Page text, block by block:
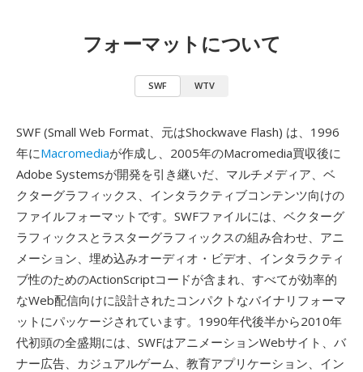
フォーマットについて
SWF WTV
SWF (Small Web Format、元はShockwave Flash) は、1996
年にMacromediaが作成し、2005年のMacromedia買収後に
Adobe Systemsが開発を引き継いだ、マルチメディア、ベ
クターグラフィックス、インタラクティブコンテンツ向けの
ファイルフォーマットです。SWFファイルには、ベクターグ
ラフィックスとラスターグラフィックスの組み合わせ、アニ
メーション、埋め込みオーディオ・ビデオ、インタラクティ
ブ性のためのActionScriptコードが含まれ、すべてが効率的
なWeb配信向けに設計されたコンパクトなバイナリフォーマ
ットにパッケージされています。1990年代後半から2010年
代初頭の全盛期には、SWFはアニメーションWebサイト、バ
ナー広告、カジュアルゲーム、教育アプリケーション、イン